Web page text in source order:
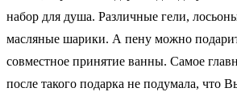
набор для душа. Различные гели,
масляные шарики. А пену можно
совместное принятие ванны. Самое
после такого подарка не подумала, что